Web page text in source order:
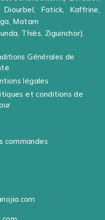
Fatick, Kaffrine,
Matam
Thiès, Ziguinchor).
Générales de
légales
et conditions de
commandes